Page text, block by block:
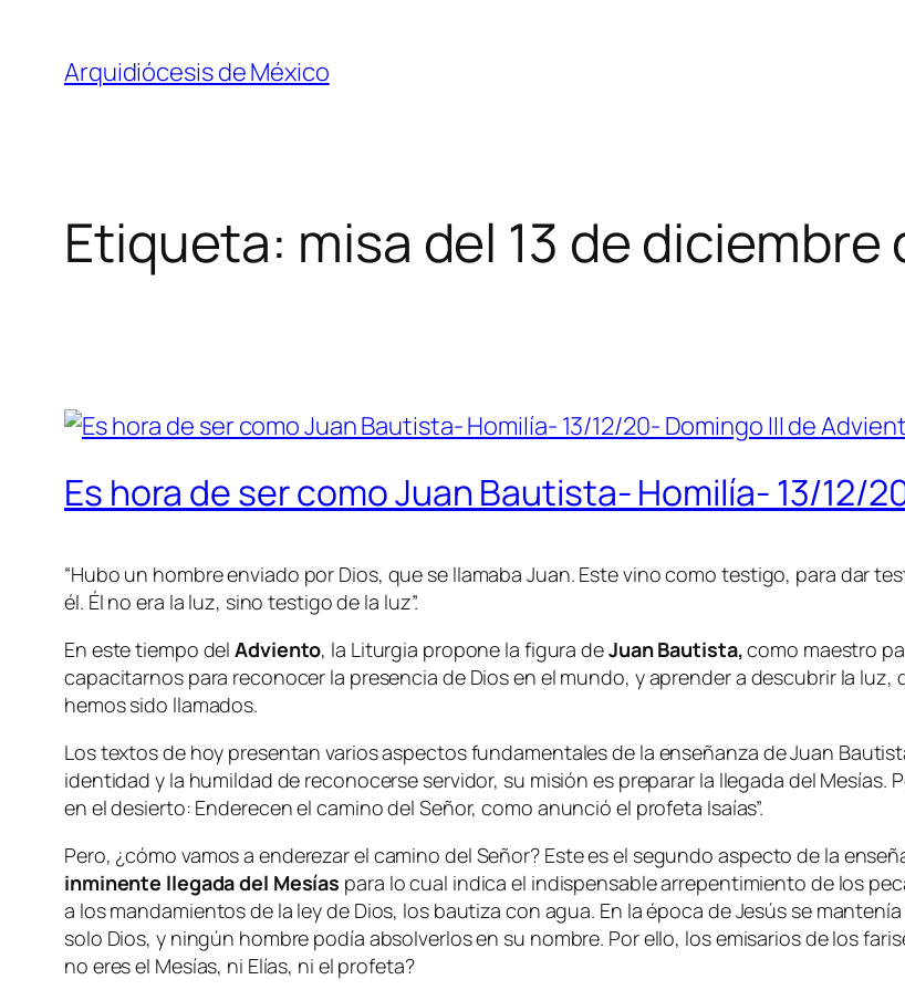
contenido
Arquidiócesis de México
Etiqueta: misa del 13 de diciembre
Es hora de ser como Juan Bautista- Homilía- 13/12/
“Hubo un hombre enviado por Dios, que se llamaba Juan. Este vino como testigo, para dar
él. Él no era la luz, sino testigo de la luz”.
En este tiempo delAdviento, la Liturgia propone la figura deJuan Bautista,como maestro
capacitarnos para reconocer la presencia de Dios en el mundo, y aprender a descubrir la
hemos sido llamados.
Los textos de hoy presentan varios aspectos fundamentales de la enseñanza de Juan
identidad y la humildad de reconocerse servidor, su misión es preparar la llegada del
en el desierto: Enderecen el camino del Señor, como anunció el profeta Isaías”.
Pero, ¿cómo vamos a enderezar el camino del Señor? Este es el segundo aspecto de la
inminente llegada del Mesías para lo cual indica el indispensable arrepentimiento de los
a los mandamientos de la ley de Dios, los bautiza con agua. En la época de Jesús se
solo Dios, y ningún hombre podía absolverlos en su nombre. Por ello, los emisarios de los
no eres el Mesías, ni Elías, ni el profeta?